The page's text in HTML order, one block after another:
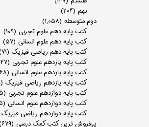
نهم (۲۰۴)
دوم متوسطه (۱,۰۵۸)
کتب پایه دهم علوم تجربی (۱۰۹)
کتب پایه دهم علوم انسانی (۵۷)
کتب پایه دهم ریاضی فیزیک (۷۱)
کتب پایه یازدهم علوم تجربی (۱۲۷)
کتب پایه یازدهم علوم انسانی (۶۸)
کتب پایه یازدهم ریاضی فیزیک (۵۹)
کتب پایه دوازدهم علوم تجربی (۸۵)
کتب پایه دوازدهم علوم انسانی (۵۵)
کتب پایه دوازدهم ریاضی فیزیک
پرفروش ترین کتب کمک درسی (۶۷۹)